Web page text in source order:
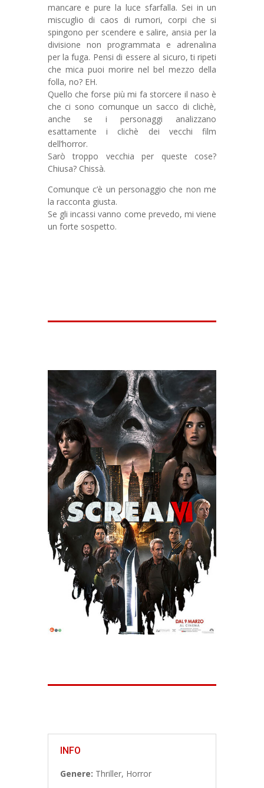
mancare e pure la luce sfarfalla. Sei in un
miscuglio di caos di rumori, corpi che si
spingono per scendere e salire, ansia per la
divisione non programmata e adrenalina
per la fuga. Pensi di essere al sicuro, ti ripeti
che mica puoi morire nel bel mezzo della
folla, no? EH.
Quello che forse più mi fa storcere il naso è
che ci sono comunque un sacco di clichè,
anche se i personaggi analizzano
esattamente i clichè dei vecchi film
dell’horror.
Sarò troppo vecchia per queste cose?
Chiusa? Chissà.
Comunque c’è un personaggio che non me
la racconta giusta.
Se gli incassi vanno come prevedo, mi viene
un forte sospetto.
INFO
Genere: Thriller, Horror